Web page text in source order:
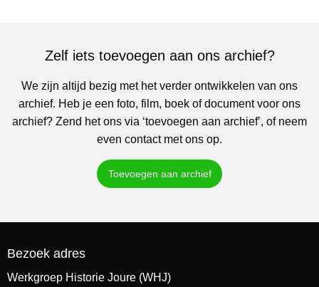
Zelf iets toevoegen aan ons archief?
We zijn altijd bezig met het verder ontwikkelen van ons
archief. Heb je een foto, film, boek of document voor ons
archief? Zend het ons via ‘toevoegen aan archief’, of neem
even contact met ons op.
Toevoegen aan archief
Bezoek adres
Werkgroep Historie Joure (WHJ)